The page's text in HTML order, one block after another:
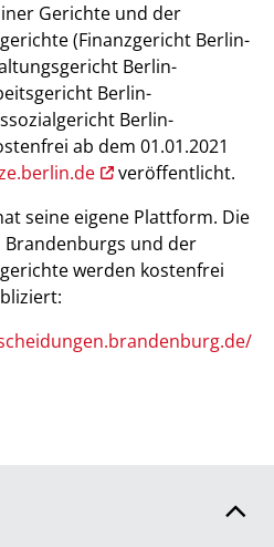
Gerichte und der
(Finanzgericht Berlin-
Berlin-
Berlin-
Berlin-
ab dem 01.01.2021
veröffentlicht.
seine eigene Plattform. Die
und der
werden kostenfrei